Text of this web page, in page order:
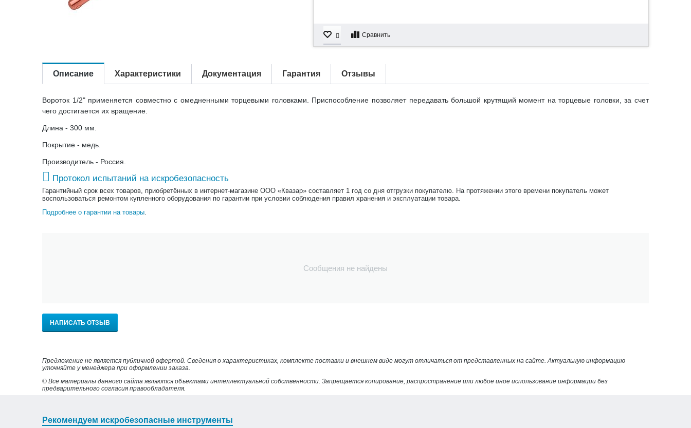
Сравнить
Описание Характеристики Документация Гарантия Отзывы
Вороток 1/2" применяется совместно с омедненными торцевыми головками. Приспособление позволяет передавать большой крутящий момент на торцевые головки, за счет
чего достигается их вращение.
Длина - 300 мм.
Покрытие - медь.
Производитель - Россия.
Протокол испытаний на искробезопасность
Гарантийный срок всех товаров, приобретённых в интернет-магазине ООО «Квазар» составляет 1 год со дня отгрузки покупателю. На протяжении этого времени покупатель может
воспользоваться ремонтом купленного оборудования по гарантии при условии соблюдения правил хранения и эксплуатации товара.
Подробнее о гарантии на товары.
Сообщения не найдены
НАПИСАТЬ ОТЗЫВ
Предложение не является публичной офертой. Сведения о характеристиках, комплекте поставки и внешнем виде могут отличаться от представленных на сайте. Актуальную информацию
уточняйте у менеджера при оформлении заказа.
© Все материалы данного сайта являются объектами интеллектуальной собственности. Запрещается копирование, распространение или любое иное использование информации без
предварительного согласия правообладателя.
Рекомендуем искробезопасные инструменты